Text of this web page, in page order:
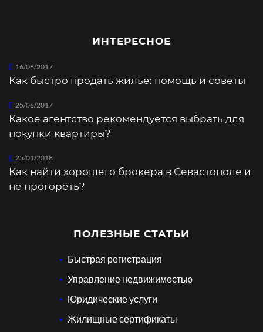
ИНТЕРЕСНОЕ
16/06/2017
Как быстро продать жилье: помощь и советы
25/06/2017
Какое агентство рекомендуется выбрать для
покупки квартиры?
25/01/2018
Как найти хорошего брокера в Севастополе и
не прогореть?
ПОЛЕЗНЫЕ СТАТЬИ
Быстрая регистрация
Управление недвижимостью
Юридические услуги
Жилищные сертификаты